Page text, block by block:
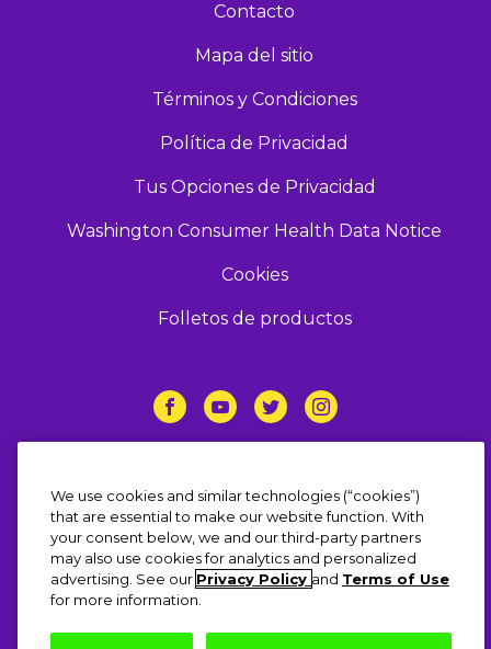
Contacto
Mapa del sitio
Términos y Condiciones
Política de Privacidad
Tus Opciones de Privacidad
Washington Consumer Health Data Notice
Cookies
Folletos de productos
© 2023 Grupo de empresas Haleon o su
licenciante. Todos los derechos reservados. El
We use cookies and similar technologies (“cookies”)
that are essential to make our website function. With
your consent below, we and our third-party partners
may also use cookies for analytics and personalized
advertising. See our Privacy Policy and Terms of Use
for more information.